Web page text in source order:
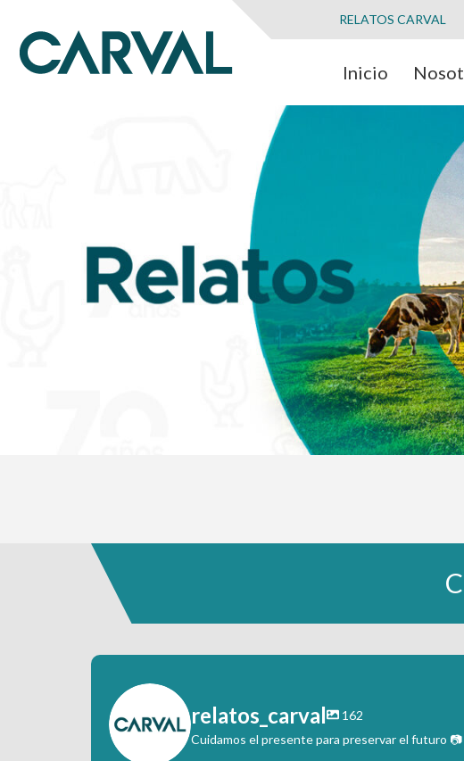
RELATOS CARVAL
Inicio
relatos_carval
162
Cuidamos el presente para preservar el futuro 📷